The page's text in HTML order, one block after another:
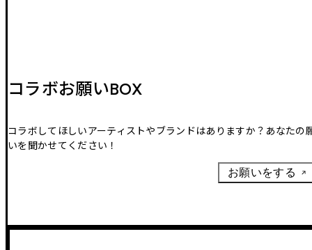
コラボお願いBOX
コラボしてほしいアーティストやブランドはありますか？あなたの
いを聞かせてください！
お願いをする